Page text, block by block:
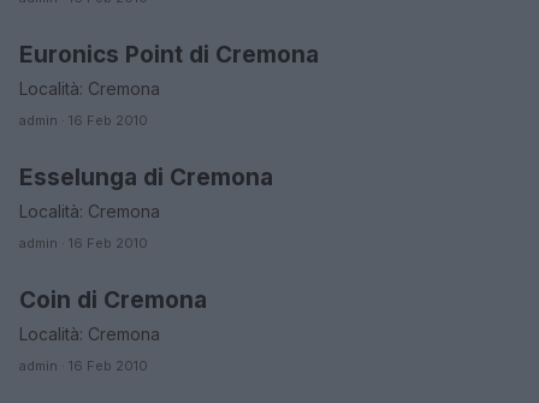
CREMONA
Euronics Point di Cremona
Località: Cremona
admin · 16 Feb 2010
CREMONA
Esselunga di Cremona
Località: Cremona
admin · 16 Feb 2010
CREMONA
Coin di Cremona
Località: Cremona
admin · 16 Feb 2010